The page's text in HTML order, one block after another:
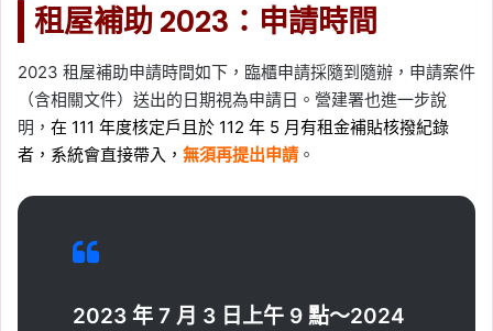
租屋補助 2023：申請時間
2023 租屋補助申請時間如下，臨櫃申請採隨到隨辦，申請案件
（含相關文件）送出的日期視為申請日。營建署也進一步說
明， 在 111 年度核定戶且於 112 年 5 月有租金補貼核撥紀錄
者，系統會直接帶入， 無須再提出申請 。
2023 年 7 月 3 日上午 9 點～2024